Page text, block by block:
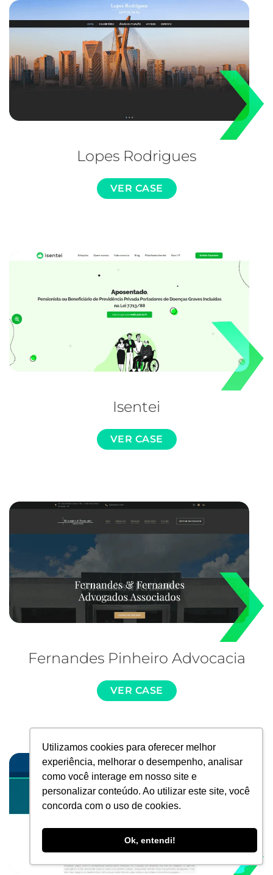
Utilizamos cookies para oferecer melhor
experiência, melhorar o desempenho, analisar
como você interage em nosso site e
personalizar conteúdo. Ao utilizar este site, você
concorda com o uso de cookies.
Ok, entendi!
Lopes Rodrigues
VER CASE
Isentei
VER CASE
Fernandes Pinheiro Advocacia
VER CASE